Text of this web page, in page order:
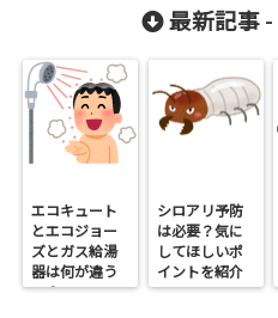
最新記事 -
エコキュート
とエコジョー
ズとガス給湯
器は何が違う
の？
シロアリ予防
は必要？気に
してほしいポ
イントを紹介